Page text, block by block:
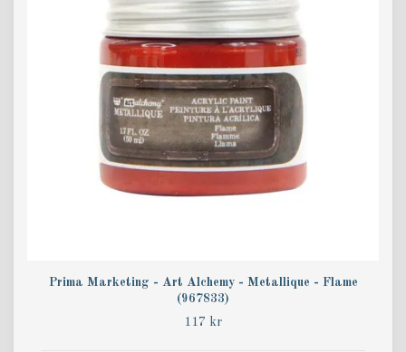
Prima Marketing - Art Alchemy - Metallique - Flame
(967833)
117 kr